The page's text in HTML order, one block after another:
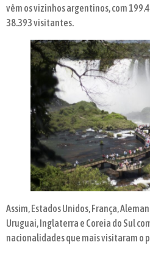
vêm os vizinhos argentinos, com
38.393 visitantes.
Assim, Estados Unidos, França,
Uruguai, Inglaterra e Coreia do Sul
nacionalidades que mais visitaram o